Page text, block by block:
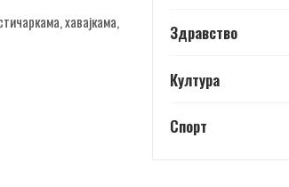
хавајкама,
Здравство
Култура
Спорт